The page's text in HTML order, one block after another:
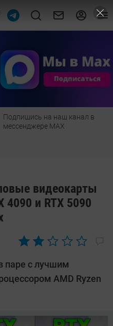
Рейтинг телевизоров 2026:
лучшие модели для гостиной,
видеокарты
4090 и RTX 5090
паре с лучшим
AMD Ryzen